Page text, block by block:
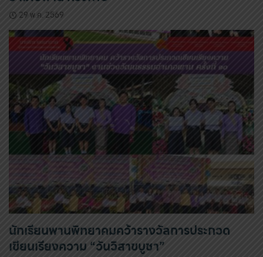
29 พ.ค. 2569
นักเรียนพานพิทยาคมคว้ารางวัลการประกวด
เขียนเรียงความ “วันวิสาขบูชา”